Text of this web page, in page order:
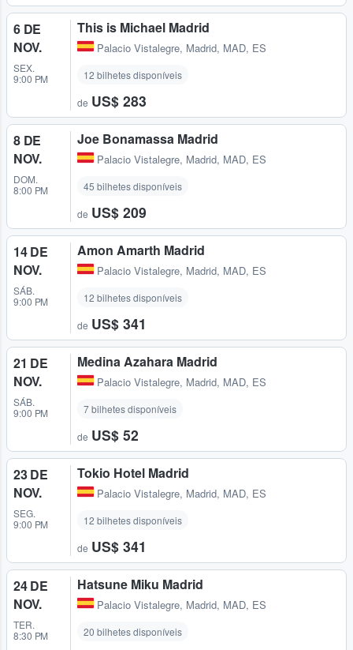
6 DE
NOV.
SEX.
9:00 PM
This is Michael Madrid
Palacio Vistalegre, Madrid, MAD, ES
12 bilhetes disponíveis
de US$ 283
8 DE
NOV.
DOM.
8:00 PM
Joe Bonamassa Madrid
Palacio Vistalegre, Madrid, MAD, ES
45 bilhetes disponíveis
de US$ 209
14 DE
NOV.
SÁB.
9:00 PM
Amon Amarth Madrid
Palacio Vistalegre, Madrid, MAD, ES
12 bilhetes disponíveis
de US$ 341
21 DE
NOV.
SÁB.
9:00 PM
Medina Azahara Madrid
Palacio Vistalegre, Madrid, MAD, ES
7 bilhetes disponíveis
de US$ 52
23 DE
NOV.
SEG.
9:00 PM
Tokio Hotel Madrid
Palacio Vistalegre, Madrid, MAD, ES
12 bilhetes disponíveis
de US$ 341
24 DE
NOV.
TER.
8:30 PM
Hatsune Miku Madrid
Palacio Vistalegre, Madrid, MAD, ES
20 bilhetes disponíveis